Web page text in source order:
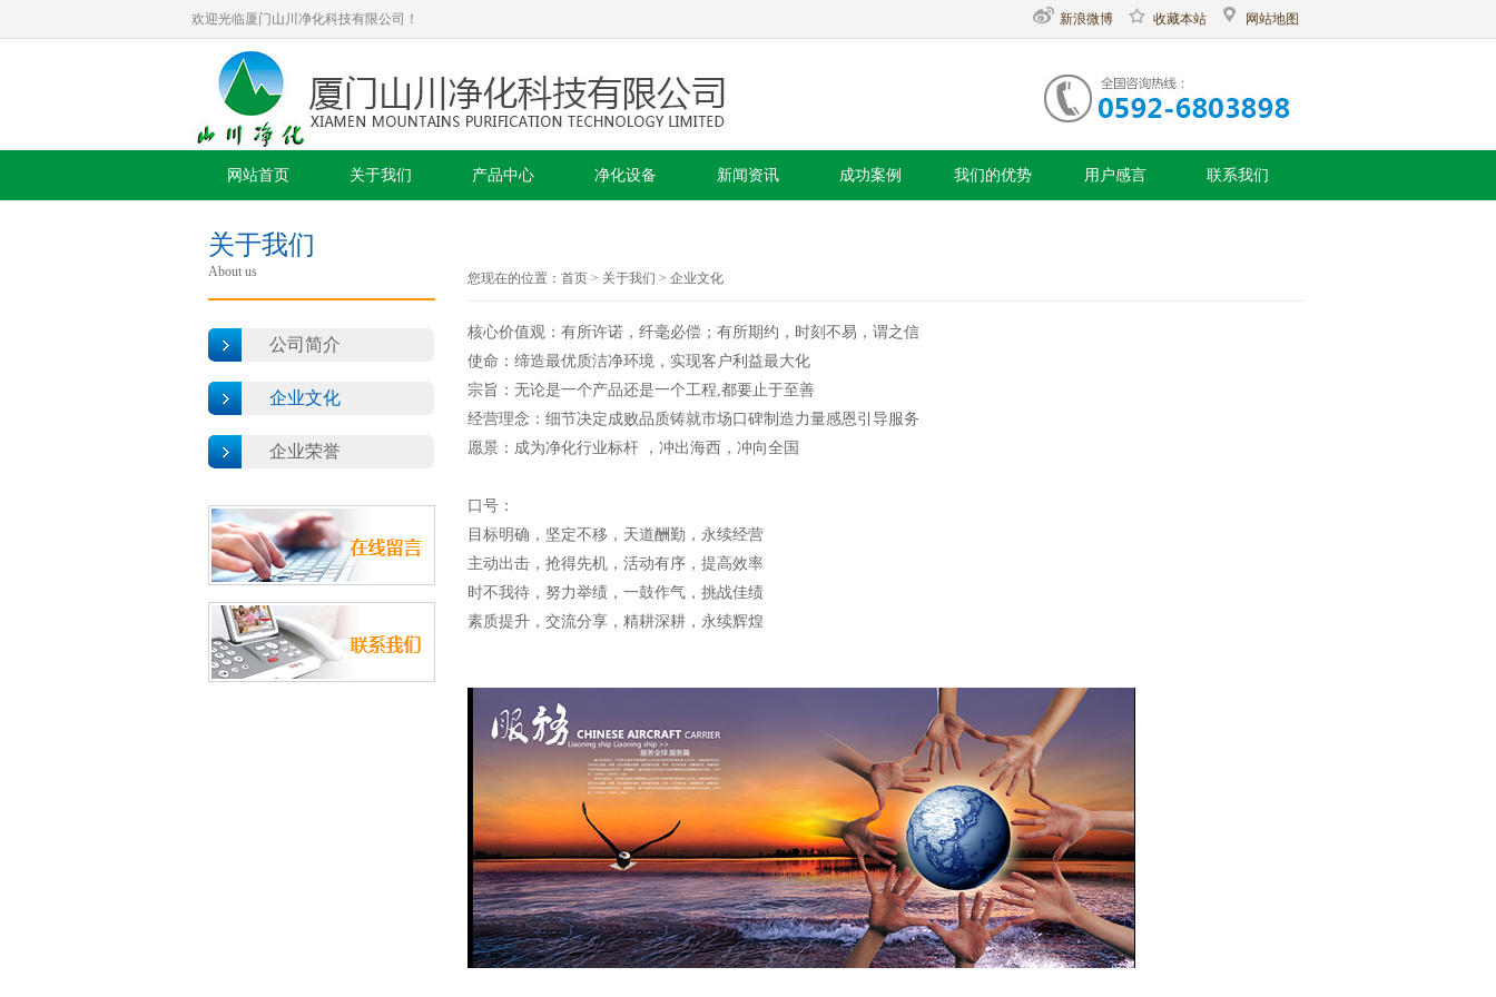
欢迎光临厦门山川净化科技有限公司！ 新浪微博 收藏本站 网站地图
网站首页 关于我们 产品中心 净化设备 新闻资讯 成功案例 我们的优势 用户感言 联系我们
关于我们
About us
公司简介
企业文化
企业荣誉
您现在的位置： 首页 > 关于我们 > 企业文化
核心价值观：有所许诺，纤毫必偿；有所期约，时刻不易，谓之信
使命：缔造最优质洁净环境，实现客户利益最大化
宗旨：无论是一个产品还是一个工程,都要止于至善
经营理念：细节决定成败品质铸就市场口碑制造力量感恩引导服务
愿景：成为净化行业标杆 ，冲出海西，冲向全国
口号：
目标明确，坚定不移，天道酬勤，永续经营
主动出击，抢得先机，活动有序，提高效率
时不我待，努力举绩，一鼓作气，挑战佳绩
素质提升，交流分享，精耕深耕，永续辉煌